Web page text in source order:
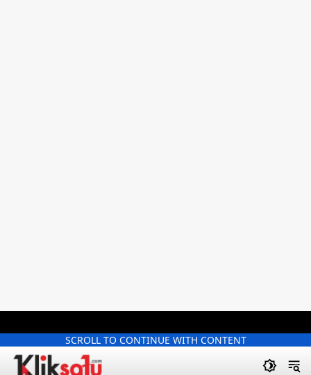
SCROLL TO CONTINUE WITH CONTENT